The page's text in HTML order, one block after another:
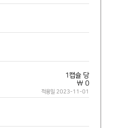
1캡슐 당
₩ 0
적용일 2023-11-01